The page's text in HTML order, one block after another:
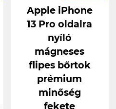
Apple iPhone
13 Pro oldalra
nyíló
mágneses
flipes bőrtok
prémium
minőség
fekete